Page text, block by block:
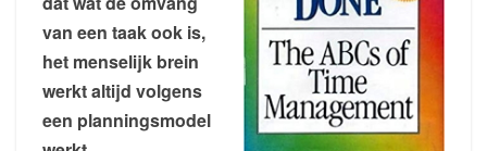
van een taak ook is,
het menselijk brein
werkt altijd volgens
een planningsmodel